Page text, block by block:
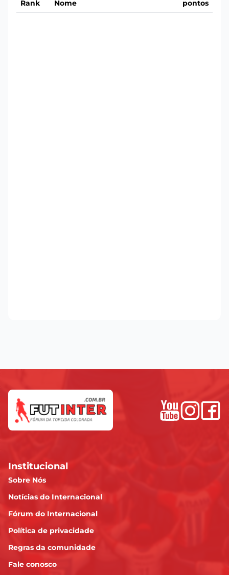
Rank Nome pontos
Institucional
Sobre Nós
Notícias do Internacional
Fórum do Internacional
Política de privacidade
Regras da comunidade
Fale conosco